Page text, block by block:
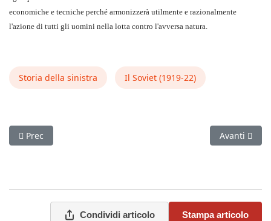
economi­che e tecniche perché armonizzerà utilmente e razionalmente
l'azione di tutti gli uomini nella lotta contro l'avversa natura.
Storia della sinistra Il Soviet (1919‑22)
Articolo precedente: Vecchia storia! («Il Soviet», anno III, nr. 4
Prec Articolo
Avanti
Condividi articolo Stampa articolo